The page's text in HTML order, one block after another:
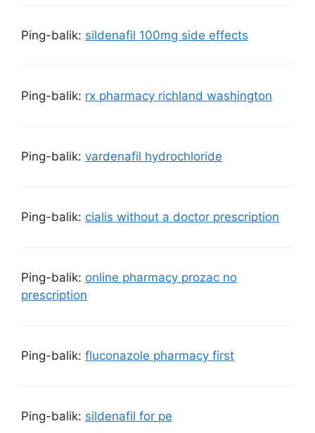
Ping-balik: sildenafil 100mg side effects
Ping-balik: rx pharmacy richland washington
Ping-balik: vardenafil hydrochloride
Ping-balik: cialis without a doctor prescription
Ping-balik: online pharmacy prozac no
prescription
Ping-balik: fluconazole pharmacy first
Ping-balik: sildenafil for pe